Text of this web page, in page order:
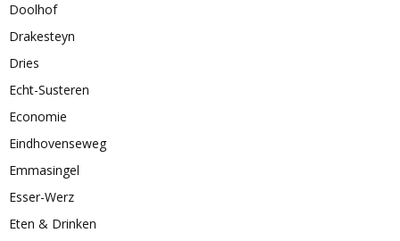
Doolhof
Drakesteyn
Dries
Echt-Susteren
Economie
Eindhovenseweg
Emmasingel
Esser-Werz
Eten & Drinken